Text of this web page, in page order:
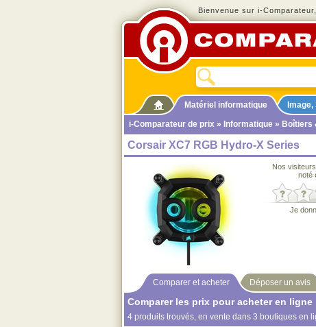
Bienvenue sur i-
Matériel informatique
i-Comparateur de prix » Informatique » Boîtiers
Corsair XC7 RGB Hydro-X Series
Nos
noté
Je
Comparer et acheter Déposer un avis
Comparer les prix pour acheter en ligne
4 produits trouvés, en vente dans 3 boutiques en